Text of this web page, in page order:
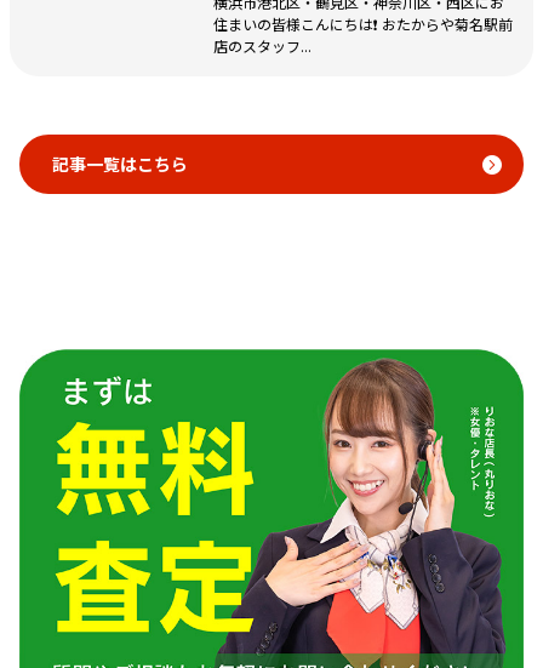
住まいの皆様こんにちは❗️ おたからや菊名駅前
店のスタッフ...
記事一覧はこちら